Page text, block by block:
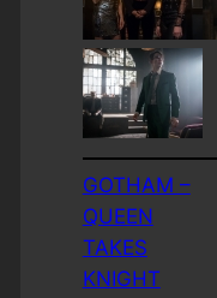
GOTHAM –
QUEEN
TAKES
KNIGHT